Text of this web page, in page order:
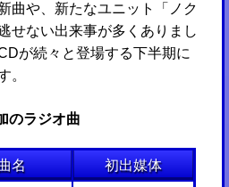
曲や、新たなユニット「ノク
せない出来事が多くありまし
が続々と登場する下半期に
。
のラジオ曲
名 初出媒体